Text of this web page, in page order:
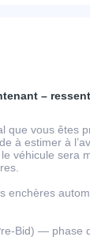
–
que vous êtes
à estimer à
véhicule sera
enchères
Bid) — phase